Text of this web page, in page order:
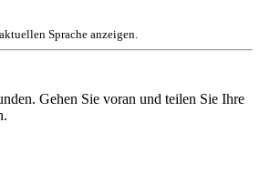
Sprache anzeigen.
Gehen Sie voran und teilen Sie Ihre